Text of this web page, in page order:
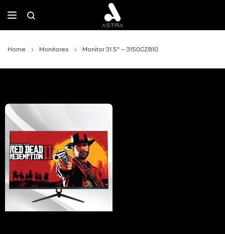
Home Monitores Monitor 31.5″ – 3150CZB10